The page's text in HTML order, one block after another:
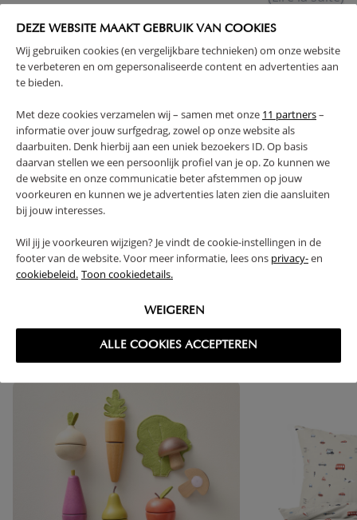
DEZE WEBSITE MAAKT GEBRUIK VAN COOKIES
Wij gebruiken cookies (en vergelijkbare technieken) om onze website
te verbeteren en om gepersonaliseerde content en advertenties aan
te bieden.
Met deze cookies verzamelen wij – samen met onze 11 partners–
informatie over jouw surfgedrag, zowel op onze website als
daarbuiten. Denk hierbij aan een uniek bezoekers ID. Op basis
daarvan stellen we een persoonlijk profiel van je op. Zo kunnen we
de website en onze communicatie beter afstemmen op jouw
voorkeuren en kunnen we je advertenties laten zien die aansluiten
bij jouw interesses.
Wil jij je voorkeuren wijzigen? Je vindt de cookie-instellingen in de
footer van de website. Voor meer informatie, lees ons privacy-en
cookiebeleid. Toon cookiedetails.
WEIGEREN
ALLE COOKIES ACCEPTEREN
AVERTISSEMENT
CARACTÉRISTIQUES
AVANTAGES DE CE PRODUIT
FAQ
SOUVENT ACHETÉS ENSEMBLE